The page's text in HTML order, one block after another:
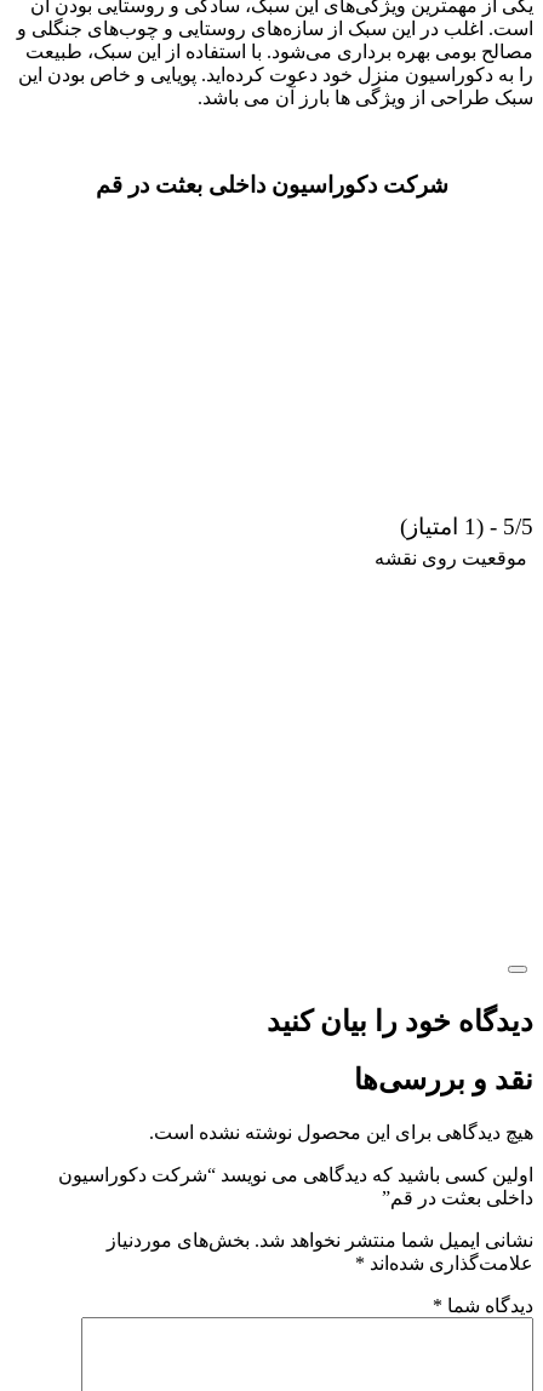
یکی از مهمترین ویژگی‌های این سبک، سادگی و روستایی بودن آن
است. اغلب در این سبک از سازه‌های روستایی و چوب‌های جنگلی و
مصالح بومی بهره برداری می‌شود. با استفاده از این سبک، طبیعت
را به دکوراسیون منزل خود دعوت کرده‌اید. پویایی و خاص بودن این
سبک طراحی از ویژگی ها بارز آن می باشد.
شرکت دکوراسیون داخلی بعثت در قم
5/5 - (1 امتیاز)
موقعیت روی نقشه
دیدگاه خود را بیان کنید
نقد و بررسی‌ها
هیچ دیدگاهی برای این محصول نوشته نشده است.
اولین کسی باشید که دیدگاهی می نویسد “شرکت دکوراسیون
داخلی بعثت در قم”
نشانی ایمیل شما منتشر نخواهد شد. بخش‌های موردنیاز
علامت‌گذاری شده‌اند *
دیدگاه شما *